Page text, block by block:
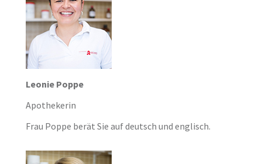
Leonie Poppe
Apothekerin
Frau Poppe berät Sie auf deutsch und englisch.